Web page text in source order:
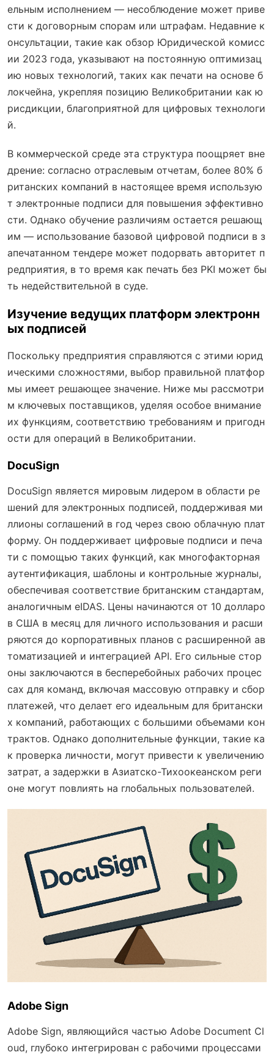
ельным исполнением — несоблюдение может приве
сти к договорным спорам или штрафам. Недавние к
онсультации, такие как обзор Юридической комисс
ии 2023 года, указывают на постоянную оптимизац
ию новых технологий, таких как печати на основе б
локчейна, укрепляя позицию Великобритании как ю
рисдикции, благоприятной для цифровых технологи
й.
В коммерческой среде эта структура поощряет вне
дрение: согласно отраслевым отчетам, более 80% б
ританских компаний в настоящее время использую
т электронные подписи для повышения эффективно
сти. Однако обучение различиям остается решающ
им — использование базовой цифровой подписи в з
апечатанном тендере может подорвать авторитет п
редприятия, в то время как печать без PKI может бы
ть недействительной в суде.
Изучение ведущих платформ электронн
ых подписей
Поскольку предприятия справляются с этими юрид
ическими сложностями, выбор правильной платфор
мы имеет решающее значение. Ниже мы рассмотри
м ключевых поставщиков, уделяя особое внимание
их функциям, соответствию требованиям и пригодн
ости для операций в Великобритании.
DocuSign
DocuSign является мировым лидером в области ре
шений для электронных подписей, поддерживая ми
ллионы соглашений в год через свою облачную плат
форму. Он поддерживает цифровые подписи и печа
ти с помощью таких функций, как многофакторная
аутентификация, шаблоны и контрольные журналы,
обеспечивая соответствие британским стандартам,
аналогичным eIDAS. Цены начинаются от 10 долларо
в США в месяц для личного использования и расши
ряются до корпоративных планов с расширенной ав
томатизацией и интеграцией API. Его сильные стор
оны заключаются в бесперебойных рабочих процес
сах для команд, включая массовую отправку и сбор
платежей, что делает его идеальным для британски
х компаний, работающих с большими объемами кон
трактов. Однако дополнительные функции, такие ка
к проверка личности, могут привести к увеличению
затрат, а задержки в Азиатско-Тихоокеанском реги
оне могут повлиять на глобальных пользователей.
Adobe Sign
Adobe Sign, являющийся частью Adobe Document Cl
oud, глубоко интегрирован с рабочими процессами